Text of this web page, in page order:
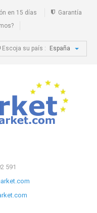
en 15 días
Garantía
Escoja su país : España
591